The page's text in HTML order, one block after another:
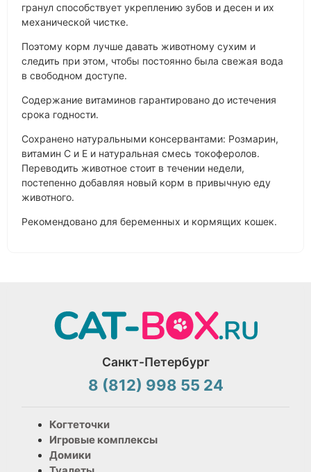
гранул способствует укреплению зубов и десен и их
механической чистке.
Поэтому корм лучше давать животному сухим и
следить при этом, чтобы постоянно была свежая вода
в свободном доступе.
Содержание витаминов гарантировано до истечения
срока годности.
Сохранено натуральными консервантами: Розмарин,
витамин С и Е и натуральная смесь токоферолов.
Переводить животное стоит в течении недели,
постепенно добавляя новый корм в привычную еду
животного.
Рекомендовано для беременных и кормящих кошек.
Санкт-Петербург
8 (812) 998 55 24
Когтеточки
Игровые комплексы
Домики